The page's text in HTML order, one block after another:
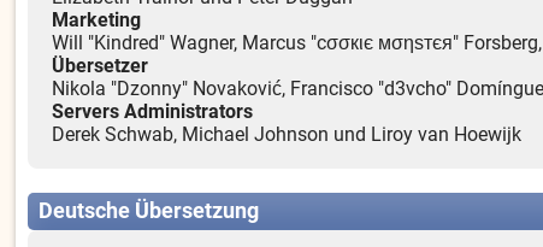
Marketing
Will "Kindred" Wagner, Marcus "cσσкιє мσηѕтєя"
Übersetzer
Nikola "Dzonny" Novaković, Francisco "d3vcho"
Servers Administrators
Derek Schwab, Michael Johnson und Liroy van Hoewijk
Deutsche Übersetzung